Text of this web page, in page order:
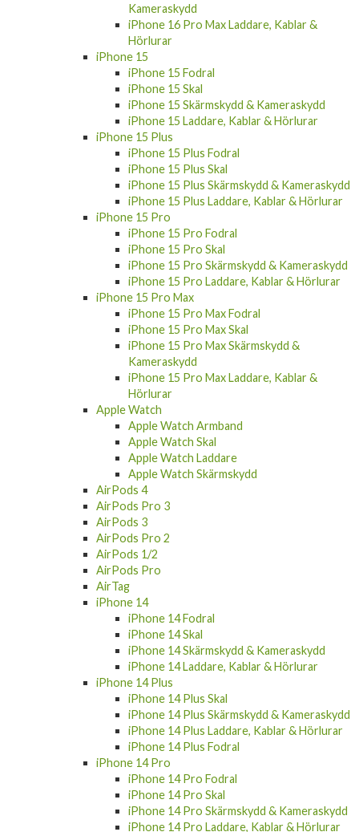
Kameraskydd
iPhone 16 Pro Max Laddare, Kablar &
Hörlurar
iPhone 15
iPhone 15 Fodral
iPhone 15 Skal
iPhone 15 Skärmskydd & Kameraskydd
iPhone 15 Laddare, Kablar & Hörlurar
iPhone 15 Plus
iPhone 15 Plus Fodral
iPhone 15 Plus Skal
iPhone 15 Plus Skärmskydd & Kameraskydd
iPhone 15 Plus Laddare, Kablar & Hörlurar
iPhone 15 Pro
iPhone 15 Pro Fodral
iPhone 15 Pro Skal
iPhone 15 Pro Skärmskydd & Kameraskydd
iPhone 15 Pro Laddare, Kablar & Hörlurar
iPhone 15 Pro Max
iPhone 15 Pro Max Fodral
iPhone 15 Pro Max Skal
iPhone 15 Pro Max Skärmskydd &
Kameraskydd
iPhone 15 Pro Max Laddare, Kablar &
Hörlurar
Apple Watch
Apple Watch Armband
Apple Watch Skal
Apple Watch Laddare
Apple Watch Skärmskydd
AirPods 4
AirPods Pro 3
AirPods 3
AirPods Pro 2
AirPods 1/2
AirPods Pro
AirTag
iPhone 14
iPhone 14 Fodral
iPhone 14 Skal
iPhone 14 Skärmskydd & Kameraskydd
iPhone 14 Laddare, Kablar & Hörlurar
iPhone 14 Plus
iPhone 14 Plus Skal
iPhone 14 Plus Skärmskydd & Kameraskydd
iPhone 14 Plus Laddare, Kablar & Hörlurar
iPhone 14 Plus Fodral
iPhone 14 Pro
iPhone 14 Pro Fodral
iPhone 14 Pro Skal
iPhone 14 Pro Skärmskydd & Kameraskydd
iPhone 14 Pro Laddare, Kablar & Hörlurar